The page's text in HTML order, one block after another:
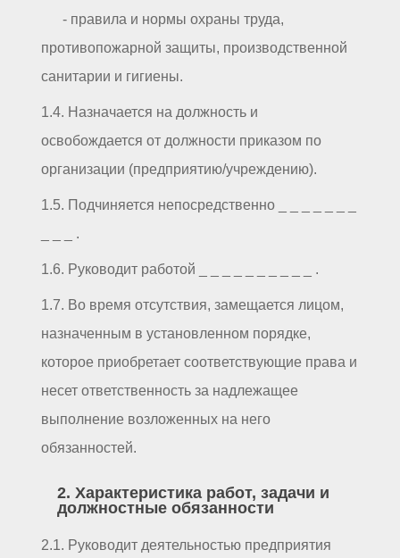
- правила и нормы охраны труда,
противопожарной защиты, производственной
санитарии и гигиены.
1.4. Назначается на должность и
освобождается от должности приказом по
организации (предприятию/учреждению).
1.5. Подчиняется непосредственно _ _ _ _ _ _ _
_ _ _ .
1.6. Руководит работой _ _ _ _ _ _ _ _ _ _ .
1.7. Во время отсутствия, замещается лицом,
назначенным в установленном порядке,
которое приобретает соответствующие права и
несет ответственность за надлежащее
выполнение возложенных на него
обязанностей.
2. Характеристика работ, задачи и
должностные обязанности
2.1. Руководит деятельностью предприятия